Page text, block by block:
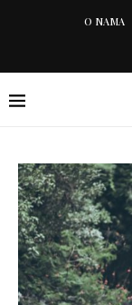
O NAMA